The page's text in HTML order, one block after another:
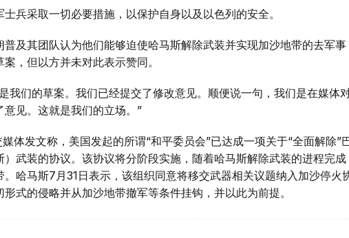
兵采取一切必要措施，以保护自身以及以色列的安全。
及其团队认为他们能够迫使哈马斯解除武装并实现加沙地带的去军事
，但以方并未对此表示赞同。
我们的草案。我们已经提交了修改意见。顺便说一句，我们是在媒体
见。这就是我们的立场。”
体发文称，美国发起的所谓“和平委员会”已达成一项关于“全面解除”
武装的协议。该协议将分阶段实施，随着哈马斯解除武装的进程完成
哈马斯7月31日表示，该组织同意将移交武器相关议题纳入加沙停火
式的侵略并从加沙地带撤军等条件挂钩，并以此为前提。